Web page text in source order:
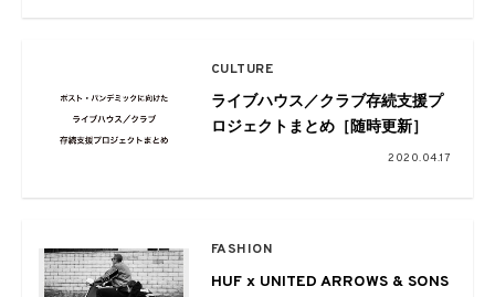
CULTURE
ライブハウス／クラブ存続支援プ
ロジェクトまとめ［随時更新］
2020.04.17
FASHION
HUF x UNITED ARROWS & SONS